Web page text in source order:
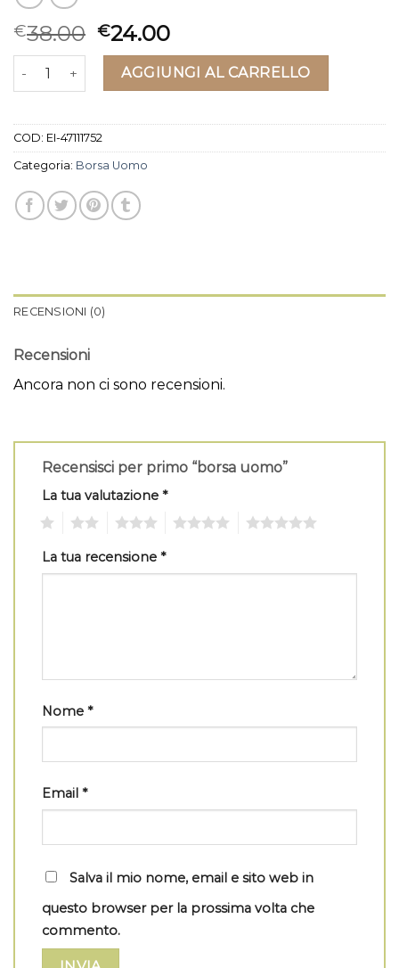
€38.00 €24.00
borsa uomo quantitàAGGIUNGI AL CARRELLO
COD: EI-47111752
Categoria: Borsa Uomo
RECENSIONI (0)
Recensioni
Ancora non ci sono recensioni.
Recensisci per primo “borsa uomo”
La tua valutazione *
La tua recensione *
Nome *
Email *
Salva il mio nome, email e sito web in
questo browser per la prossima volta che
commento.